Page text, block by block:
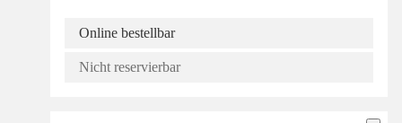
Online bestellbar
Nicht reservierbar